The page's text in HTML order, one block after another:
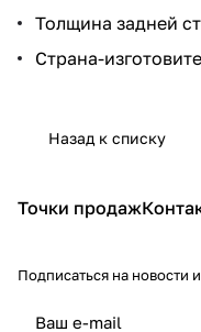
Толщина задней
Страна-
Назад к списку
Точки продаж
Подписаться на новости